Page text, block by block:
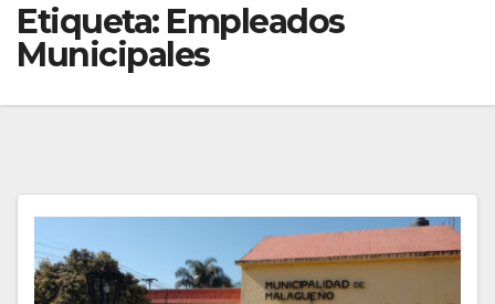
Etiqueta: Empleados
Municipales